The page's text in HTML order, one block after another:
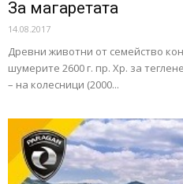
За магаретата
14.08.2017
Древни животни от семейство
шумерите 2600 г. пр. Хр. за
– на колесници (2000...